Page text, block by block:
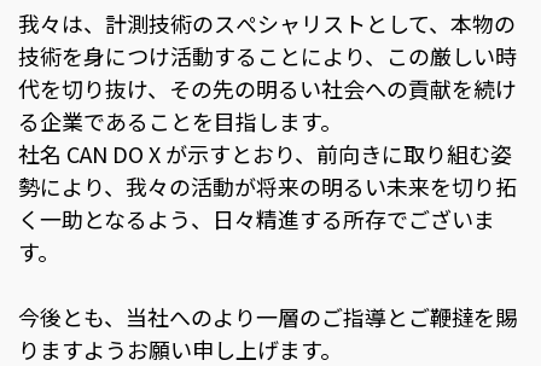
我々は、計測技術のスぺシャリストとして、本物の
技術を身につけ活動することにより、この厳しい時
代を切り抜け、その先の明るい社会への貢献を続け
る企業であることを目指します。
社名 CAN DO X が示すとおり、前向きに取り組む姿
勢により、我々の活動が将来の明るい未来を切り拓
く一助となるよう、日々精進する所存でございま
す。
今後とも、当社へのより一層のご指導とご鞭撻を賜
りますようお願い申し上げます。